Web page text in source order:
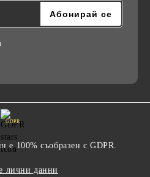
GDPR
е 100% съобразен с GDPR.
лични данни